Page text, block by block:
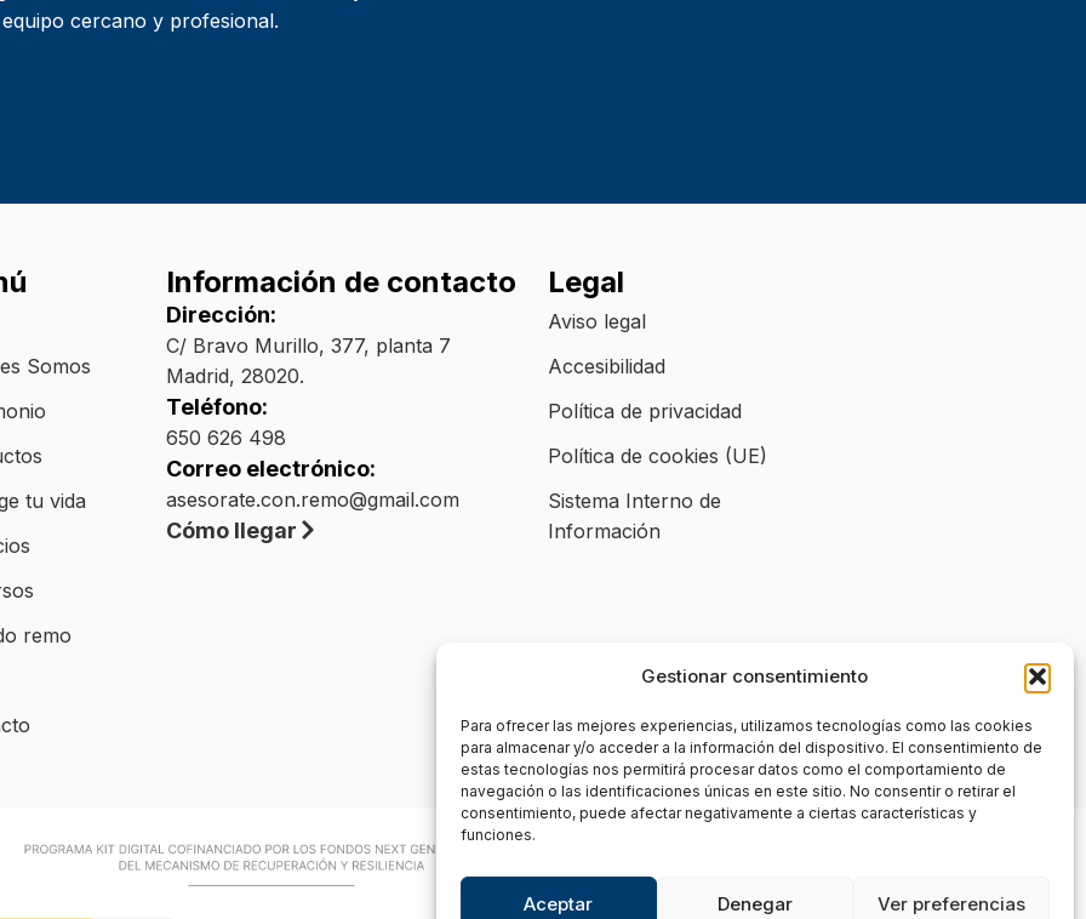
Gestionar consentimiento
Para ofrecer las mejores experiencias, utilizamos tecnologías como las cookies
para almacenar y/o acceder a la información del dispositivo. El consentimiento de
estas tecnologías nos permitirá procesar datos como el comportamiento de
navegación o las identificaciones únicas en este sitio. No consentir o retirar el
consentimiento, puede afectar negativamente a ciertas características y
funciones.
Aceptar Denegar Ver preferencias
cercano y profesional.
Somos
tu vida
remo
Información de contacto
Dirección:
C/ Bravo Murillo, 377, planta 7
Madrid, 28020.
Teléfono:
650 626 498
Correo electrónico:
asesorate.con.remo@gmail.com
Cómo llegar
Legal
Aviso legal
Accesibilidad
Política de privacidad
Política de cookies (UE)
Sistema Interno de
Información